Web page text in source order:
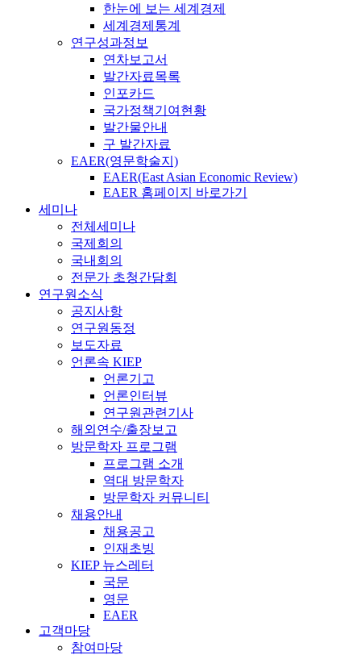
한눈에 보는 세계경제
세계경제통계
연구성과정보
연차보고서
발간자료목록
인포카드
국가정책기여현황
발간물안내
구 발간자료
EAER(영문학술지)
EAER(East Asian Economic Review)
EAER 홈페이지 바로가기
세미나
전체세미나
국제회의
국내회의
전문가 초청간담회
연구원소식
공지사항
연구원동정
보도자료
언론속 KIEP
언론기고
언론인터뷰
연구원관련기사
해외연수/출장보고
방문학자 프로그램
프로그램 소개
역대 방문학자
방문학자 커뮤니티
채용안내
채용공고
인재초빙
KIEP 뉴스레터
국문
영문
EAER
고객마당
참여마당